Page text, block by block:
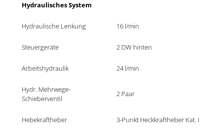
Hydraulisches System
Hydraulische Lenkung 16 l/min
Steuergeräte 2 DW hinten
Arbeitshydraulik 24 l/min
Hydr. Mehrwege-
Schieberventil
2 Paar
Hebekraftheber 3-Punkt Heckkraftheber Kat. I